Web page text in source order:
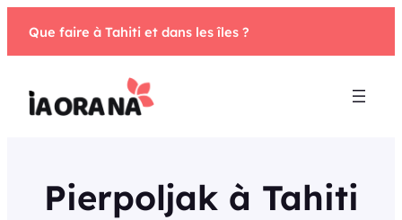
Que faire à Tahiti et dans les îles ?
Pierpoljak à Tahiti